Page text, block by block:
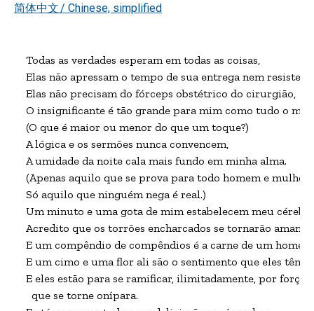
简体中文 / Chinese, simplified
Todas as verdades esperam em todas as coisas,
Elas não apressam o tempo de sua entrega nem resistem
Elas não precisam do fórceps obstétrico do cirurgião,
O insignificante é tão grande para mim como tudo o
(O que é maior ou menor do que um toque?)
A lógica e os sermões nunca convencem,
A umidade da noite cala mais fundo em minha alma.
(Apenas aquilo que se prova para todo homem e mulher
Só aquilo que ninguém nega é real.)
Um minuto e uma gota de mim estabelecem meu
Acredito que os torrões encharcados se tornarão
E um compêndio de compêndios é a carne de um
E um cimo e uma flor ali são o sentimento que eles têm
E eles estão para se ramificar, ilimitadamente, por força
que se torne onípara.